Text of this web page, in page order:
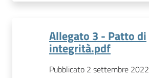
Allegato 3 - Patto di
integrità.pdf
Pubblicato 2 settembre 2022